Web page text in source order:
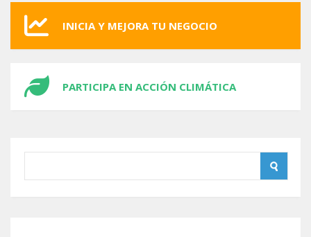
INICIA Y MEJORA TU NEGOCIO
PARTICIPA EN ACCIÓN CLIMÁTICA